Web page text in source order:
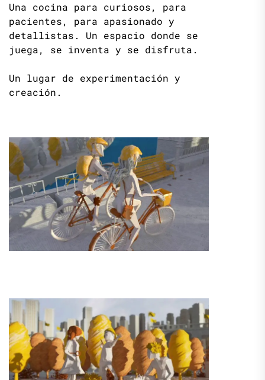
Una cocina para curiosos, para
pacientes, para apasionado y
detallistas. Un espacio donde se
juega, se inventa y se disfruta.
Un lugar de experimentación y
creación.